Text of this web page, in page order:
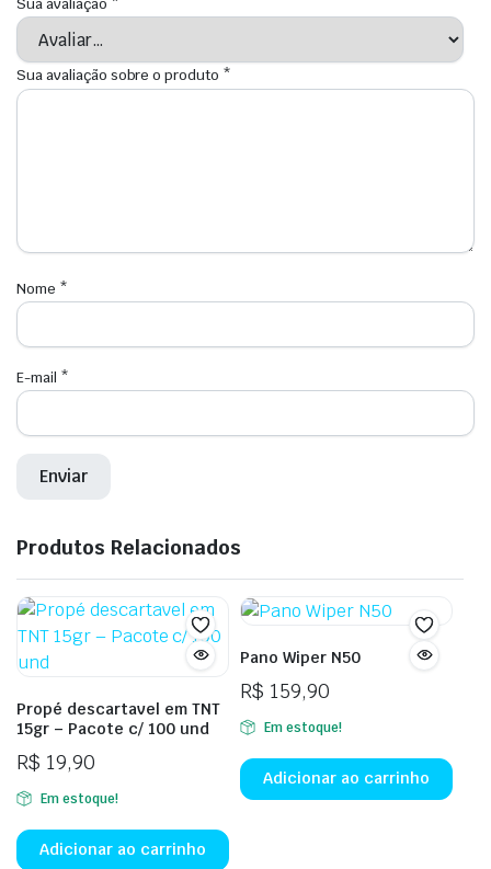
Sua avaliação *
Sua avaliação sobre o produto *
Nome *
E-mail *
Produtos Relacionados
Propé descartavel em TNT
15gr – Pacote c/ 100 und
R$ 19,90
Em estoque!
Adicionar ao carrinho
Pano Wiper N50
R$ 159,90
Em estoque!
Adicionar ao carrinho